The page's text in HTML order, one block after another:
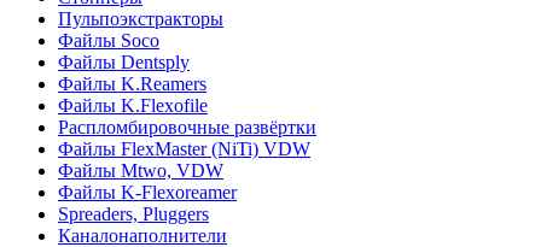
Пульпоэкстракторы
Файлы Soco
Файлы Dentsply
Файлы K.Reamers
Файлы K.Flexofile
Распломбировочные развёртки
Файлы FlexMaster (NiTi) VDW
Файлы Mtwo, VDW
Файлы K-Flexoreamer
Spreaders, Pluggers
Каналонаполнители